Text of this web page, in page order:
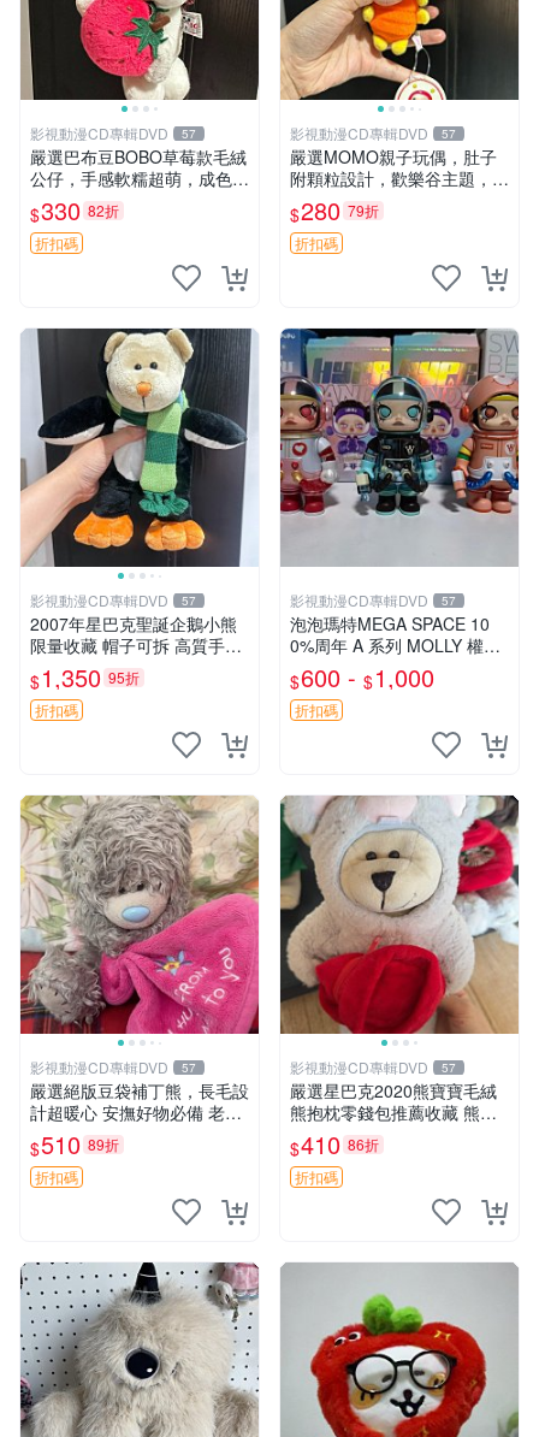
影視動漫CD專輯DVD 57
嚴選巴布豆BOBO草莓款毛絨
公仔，手感軟糯超萌，成色優
良適合作為收藏品或包包配
飾。可視頻確認詳情。 巴布
豆 BOBO 草莓 毛絨公仔 收藏
$330 82折
折扣碼
影視動漫CD專輯DVD 57
嚴選MOMO親子玩偶，肚子
附顆粒設計，歡樂谷主題，成
色清晰可視頻確認。歡樂購不
停！ 點點玩偶 歡樂谷 肚子帶
顆粒
$280 79折
折扣碼
影視動漫CD專輯DVD 57
2007年星巴克聖誕企鵝小熊
限量收藏 帽子可拆 高質手感
超愛 聖誕限定 星巴克企鵝 小
熊杯墊
$1,350 95折
折扣碼
影視動漫CD專輯DVD 57
泡泡瑪特MEGA SPACE 10
0%周年 A 系列 MOLLY 權威
隱藏款 嚴選薄荷巧克力色 80
年代風味 權威推薦 合適收藏
$600 - $1,000
折扣碼
影視動漫CD專輯DVD 57
嚴選絕版豆袋補丁熊，長毛設
計超暖心 安撫好物必備 老料
長毛抱枕，仿古成色如實呈現
經典款推薦收藏 拍下即送長
毛抱枕，絕版補丁熊，安心之
$510 89折
折扣碼
影視動漫CD專輯DVD 57
嚴選星巴克2020熊寶寶毛絨
熊抱枕零錢包推薦收藏 熊寶
寶 毛絨熊 零錢包
$410 86折
折扣碼